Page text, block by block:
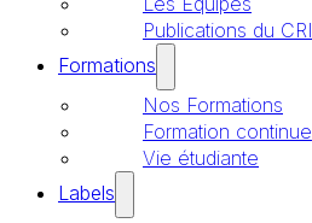
Publications du CRI
Formations
Nos Formations
Formation continue
Vie étudiante
Labels